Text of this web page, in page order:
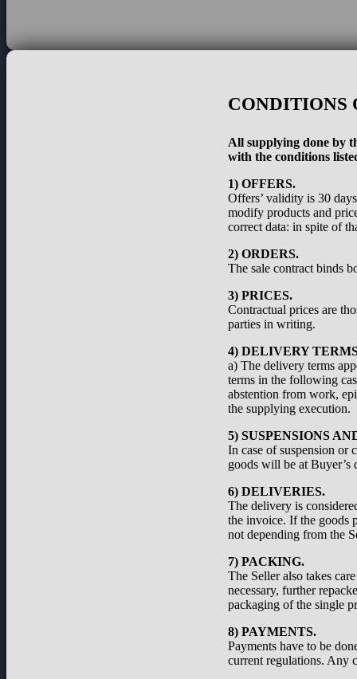
CONDITIONS
All supplying done by
with the conditions
1) OFFERS.
Offers’ validity is 30
modify products and
correct data: in spite of
2) ORDERS.
The sale contract binds
3) PRICES.
Contractual prices are
parties in writing.
4) DELIVERY
a) The delivery terms
terms in the following
abstention from work,
the supplying execution.
5) SUSPENSIONS
In case of suspension or
goods will be at Buyer’s
6) DELIVERIES.
The delivery is
the invoice. If the goods
not depending from the
7) PACKING.
The Seller also takes
necessary, further
packaging of the single
8) PAYMENTS.
Payments have to be
current regulations. Any